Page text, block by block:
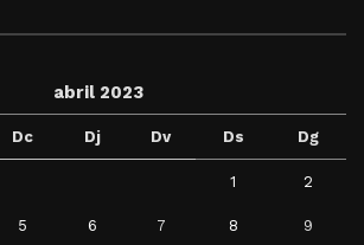
abril 2023
Dc Dj Dv Ds Dg
1 2
5 6 7 8 9